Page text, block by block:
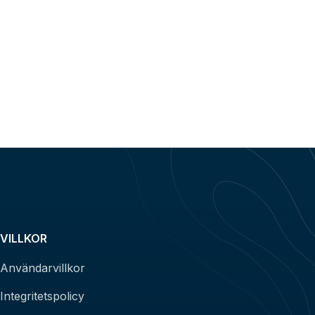
VILLKOR
Användarvillkor
Integritetspolicy